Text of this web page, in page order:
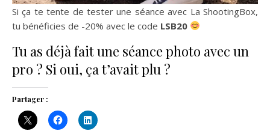
Si ça te tente de tester une séance avec La ShootingBox,
tu bénéficies de -20% avec le code LSB20
Tu as déjà fait une séance photo avec un
pro ? Si oui, ça t’avait plu ?
Partager :